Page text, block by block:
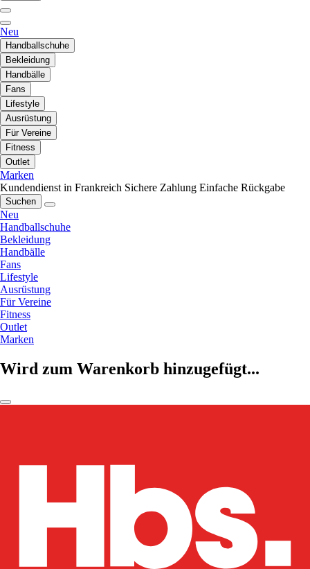
Neu
Handballschuhe
Bekleidung
Handbälle
Fans
Lifestyle
Ausrüstung
Für Vereine
Fitness
Outlet
Marken
Kundendienst in Frankreich Sichere Zahlung Einfache Rückgabe
Suchen
Neu
Handballschuhe
Bekleidung
Handbälle
Fans
Lifestyle
Ausrüstung
Für Vereine
Fitness
Outlet
Marken
Wird zum Warenkorb hinzugefügt...